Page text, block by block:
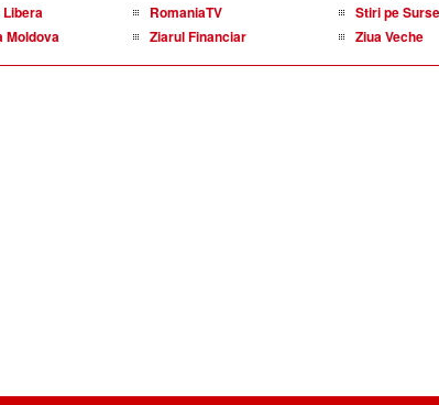
Libera RomaniaTV
Stiri pe Surse
Moldova Ziarul Financiar Ziua Veche